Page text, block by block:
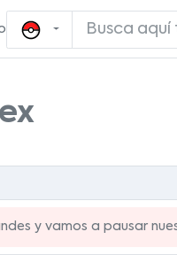
y vamos a pausar